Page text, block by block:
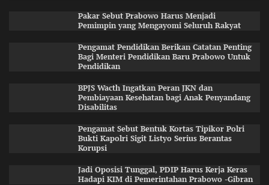
Pakar Sebut Prabowo Harus Menjadi
Pemimpin yang Mengayomi Seluruh Rakyat
Pengamat Pendidikan Berikan Catatan Penting
Bagi Menteri Pendidikan Baru Prabowo Untuk
Pendidikan
BPJS Wacth Ingatkan Peran JKN dan
Pembiayaan Kesehatan bagi Anak Penyandang
Disabilitas
Pengamat Sebut Bentuk Kortas Tipikor Polri
Bukti Kapolri Sigit Listyo Serius Berantas
Korupsi
Jadi Oposisi Tunggal, PDIP Harus Kerja Keras
Hadapi KIM di Pemerintahan Prabowo -Gibran